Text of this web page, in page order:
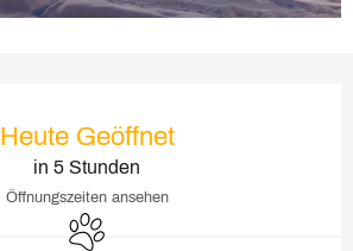
Heute Geöffnet
in 5 Stunden
Öffnungszeiten ansehen
Tiere erlaubt